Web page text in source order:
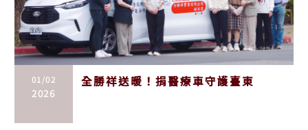
01/02
2026
全勝祥送暖！捐醫療車守護臺東